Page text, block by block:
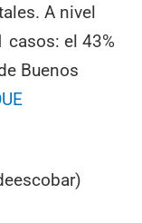
A nivel
casos: el 43%
Buenos